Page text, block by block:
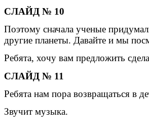
СЛАЙД № 10
Поэтому сначала ученые
другие планеты. Давайте и мы
Ребята, хочу вам предложить
СЛАЙД № 11
Ребята нам пора возвращаться в
Звучит музыка.